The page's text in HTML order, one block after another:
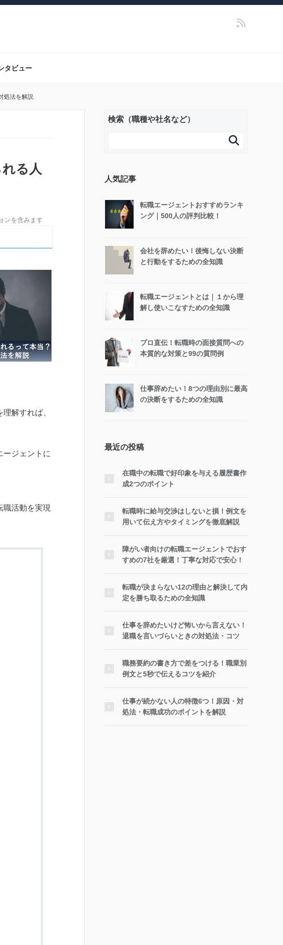
タビュー
処法を解説
る人
解すれば、
ージェントに
職活動を実現
検索（職種や社名など）

人気記事
転職エージェントおすすめランキ
ング｜500人の評判比較！
会社を辞めたい！後悔しない決断
と行動をするための全知識
転職エージェントとは｜１から理
解し使いこなすための全知識
プロ直伝！転職時の面接質問への
本質的な対策と99の質問例
仕事辞めたい！8つの理由別に最高
の決断をするための全知識
最近の投稿
在職中の転職で好印象を与える履歴書作
成2つのポイント
転職時に給与交渉はしないと損！例文を
用いて伝え方やタイミングを徹底解説
障がい者向けの転職エージェントでおす
すめの7社を厳選！丁寧な対応で安心！
転職が決まらない12の理由と解決して内
定を勝ち取るための全知識
仕事を辞めたいけど怖いから言えない！
退職を言いづらいときの対処法・コツ
職務要約の書き方で差をつける！職業別
例文と5秒で伝えるコツを紹介
仕事が続かない人の特徴6つ！原因・対
処法・転職成功のポイントを解説